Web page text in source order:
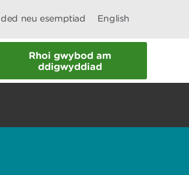
neu esemptiad English
Rhoi gwybod am
ddigwyddiad